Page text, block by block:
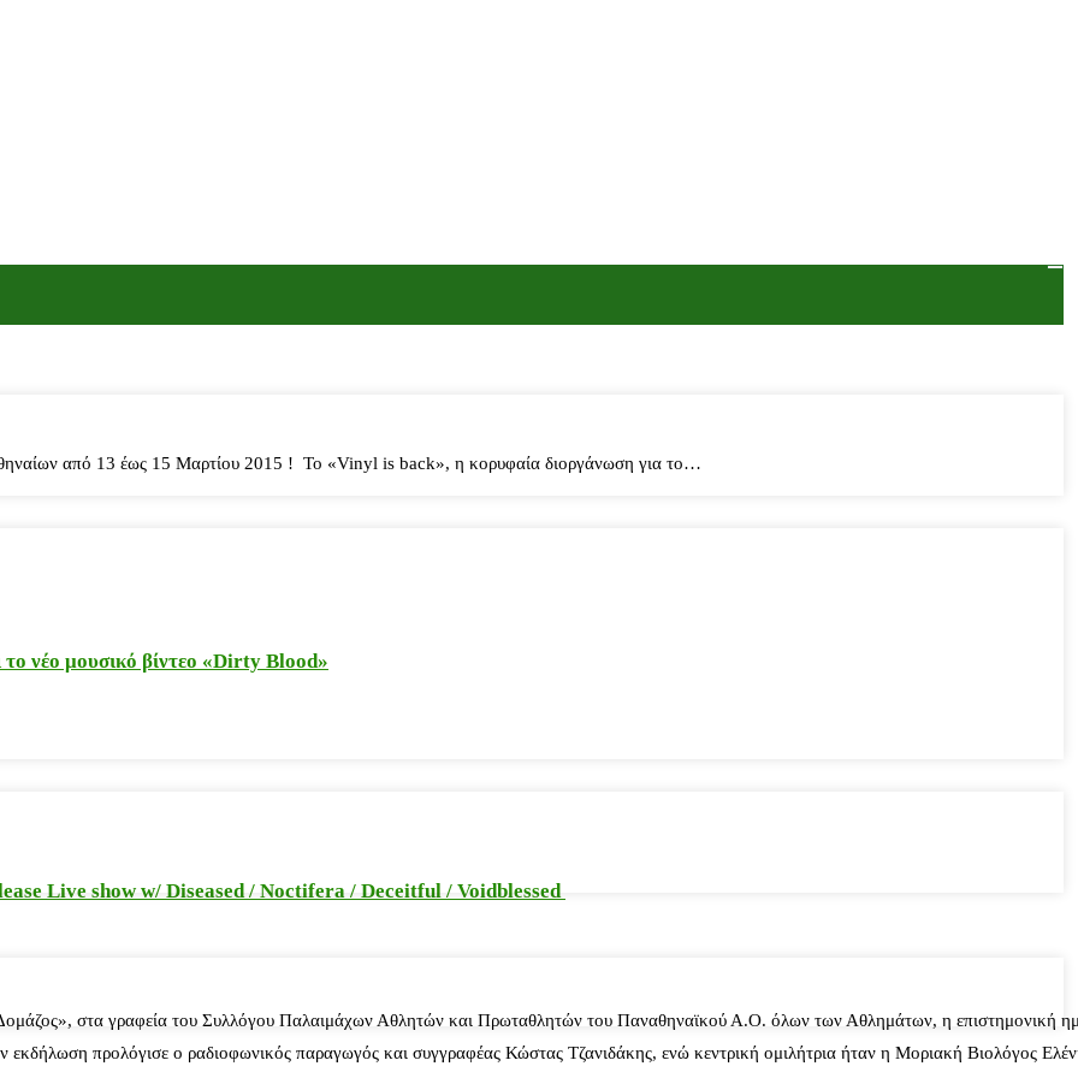
από 13 έως 15 Μαρτίου 2015 ! Το «Vinyl is back», η κορυφαία διοργάνωση για το…
νέο μουσικό βίντεο «Dirty Blood»
Live show w/ Diseased / Noctifera / Deceitful / Voidblessed
στα γραφεία του Συλλόγου Παλαιμάχων Αθλητών και Πρωταθλητών του Παναθηναϊκού Α.Ο. όλων των Αθλημάτων, η επιστημονική
προλόγισε ο ραδιοφωνικός παραγωγός και συγγραφέας Κώστας Τζανιδάκης, ενώ κεντρική ομιλήτρια ήταν η Μοριακή Βιολόγος